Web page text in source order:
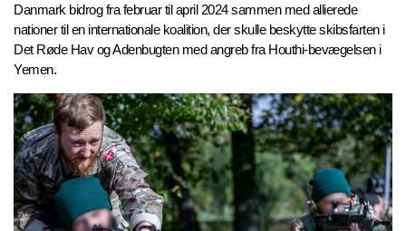
Danmark bidrog fra februar til april 2024 sammen med allierede
nationer til en internationale koalition, der skulle beskytte skibsfarten i
Det Røde Hav og Adenbugten med angreb fra Houthi-bevægelsen i
Yemen.